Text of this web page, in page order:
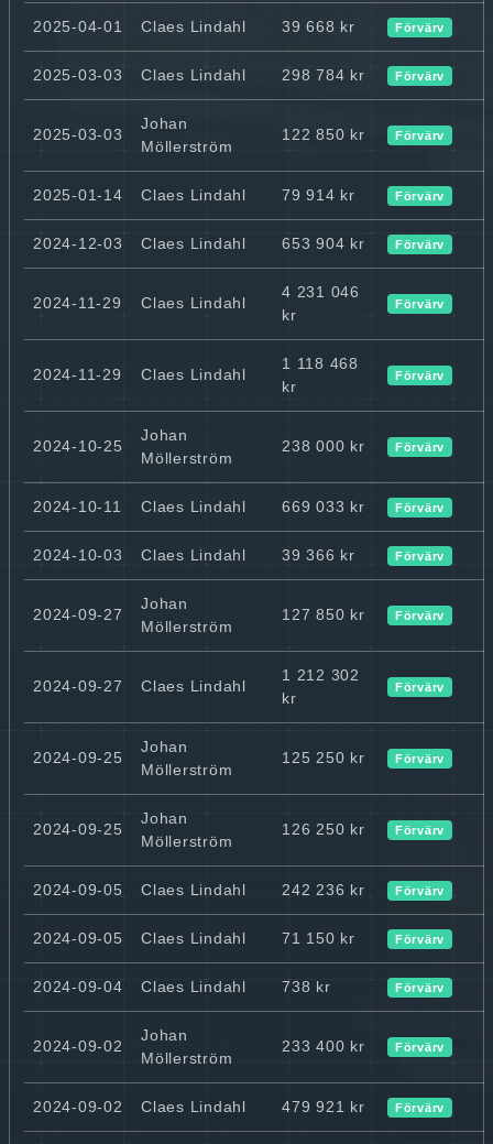
2025-04-01 Claes Lindahl 39 668 kr Förvärv
2025-03-03 Claes Lindahl 298 784 kr Förvärv
2025-03-03
Johan
Möllerström
122 850 kr Förvärv
2025-01-14 Claes Lindahl 79 914 kr Förvärv
2024-12-03 Claes Lindahl 653 904 kr Förvärv
2024-11-29 Claes Lindahl
4 231 046
kr
Förvärv
2024-11-29 Claes Lindahl
1 118 468
kr
Förvärv
2024-10-25
Johan
Möllerström
238 000 kr Förvärv
2024-10-11 Claes Lindahl 669 033 kr Förvärv
2024-10-03 Claes Lindahl 39 366 kr Förvärv
2024-09-27
Johan
Möllerström
127 850 kr Förvärv
2024-09-27 Claes Lindahl
1 212 302
kr
Förvärv
2024-09-25
Johan
Möllerström
125 250 kr Förvärv
2024-09-25
Johan
Möllerström
126 250 kr Förvärv
2024-09-05 Claes Lindahl 242 236 kr Förvärv
2024-09-05 Claes Lindahl 71 150 kr Förvärv
2024-09-04 Claes Lindahl 738 kr Förvärv
2024-09-02
Johan
Möllerström
233 400 kr Förvärv
2024-09-02 Claes Lindahl 479 921 kr Förvärv